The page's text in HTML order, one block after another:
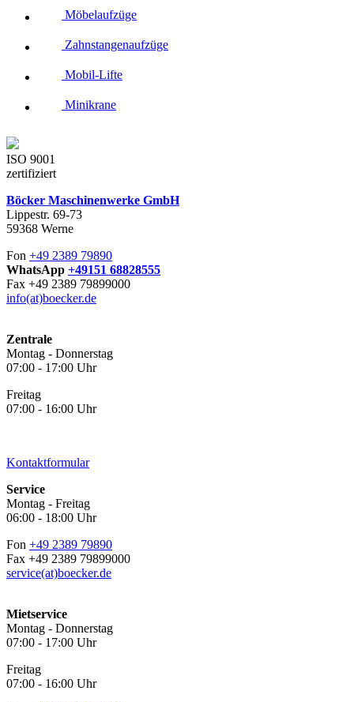
Möbelaufzüge
Zahnstangenaufzüge
Mobil-Lifte
Minikrane
ISO 9001
zertifiziert
Böcker Maschinenwerke GmbH
Lippestr. 69-73
59368 Werne
Fon +49 2389 79890
WhatsApp +49151 68828555
Fax +49 2389 79899000
info(at)boecker.de
Zentrale
Montag - Donnerstag
07:00 - 17:00 Uhr
Freitag
07:00 - 16:00 Uhr
Kontaktformular
Service
Montag - Freitag
06:00 - 18:00 Uhr
Fon +49 2389 79890
Fax +49 2389 79899000
service(at)boecker.de
Mietservice
Montag - Donnerstag
07:00 - 17:00 Uhr
Freitag
07:00 - 16:00 Uhr